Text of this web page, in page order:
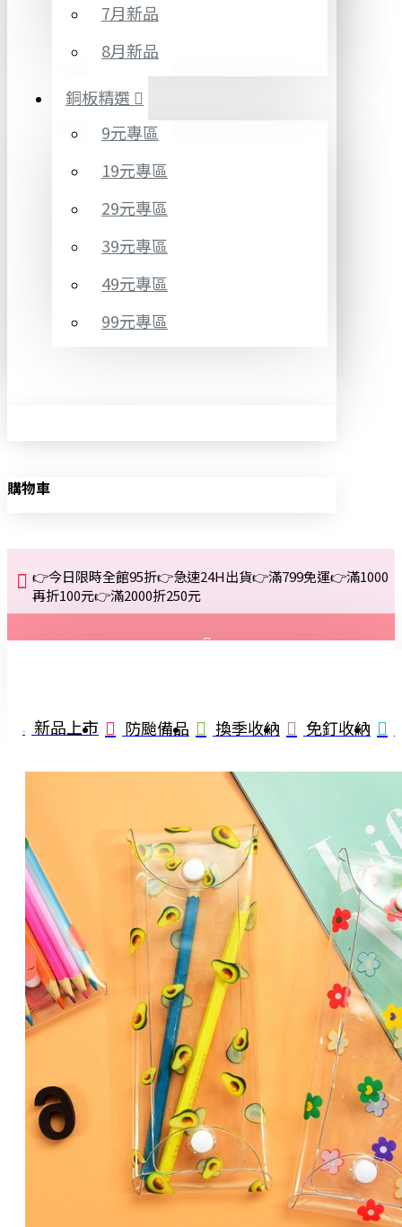
7月新品
8月新品
銅板精選
9元專區
19元專區
29元專區
39元專區
49元專區
99元專區
購物車
👉今日限時全館95折👉急速24H出貨👉滿799免運👉滿1000
再折100元👉滿2000折250元
註冊
詢問
新品上市 防颱備品 換季收納 免釘收納